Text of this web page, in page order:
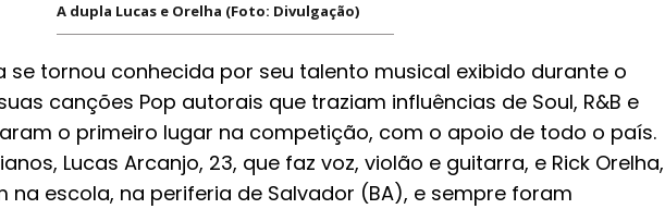
A dupla Lucas e Orelha (Foto: Divulgação)
se tornou conhecida por seu talento musical exibido durante o
canções Pop autorais que traziam influências de Soul, R&B e
o primeiro lugar na competição, com o apoio de todo o país.
Lucas Arcanjo, 23, que faz voz, violão e guitarra, e Rick Orelha,
na escola, na periferia de Salvador (BA), e sempre foram